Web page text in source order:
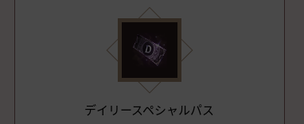
デイリースペシャルパス